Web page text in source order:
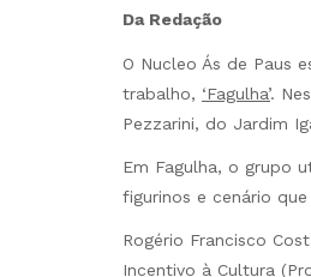
Da Redação
O Nucleo Ás de Paus
trabalho, ‘Fagulha’.
Pezzarini, do Jardim
Em Fagulha, o grupo
figurinos e cenário
Rogério Francisco
Incentivo à Cultura